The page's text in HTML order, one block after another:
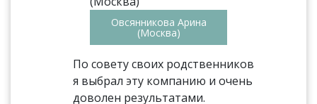
Овсянникова Арина
(Москва)
По совету своих родственников
я выбрал эту компанию и очень
доволен результатами.